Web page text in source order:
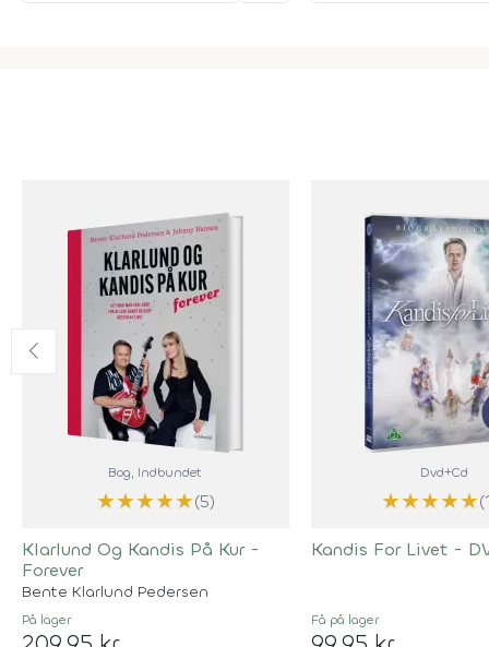
Bog, Indbundet
★★★★★(5)
Klarlund Og Kandis På Kur -
Forever
Bente Klarlund Pedersen
På lager
Dvd+Cd
★★★★★
Kandis For Livet -
Få på lager